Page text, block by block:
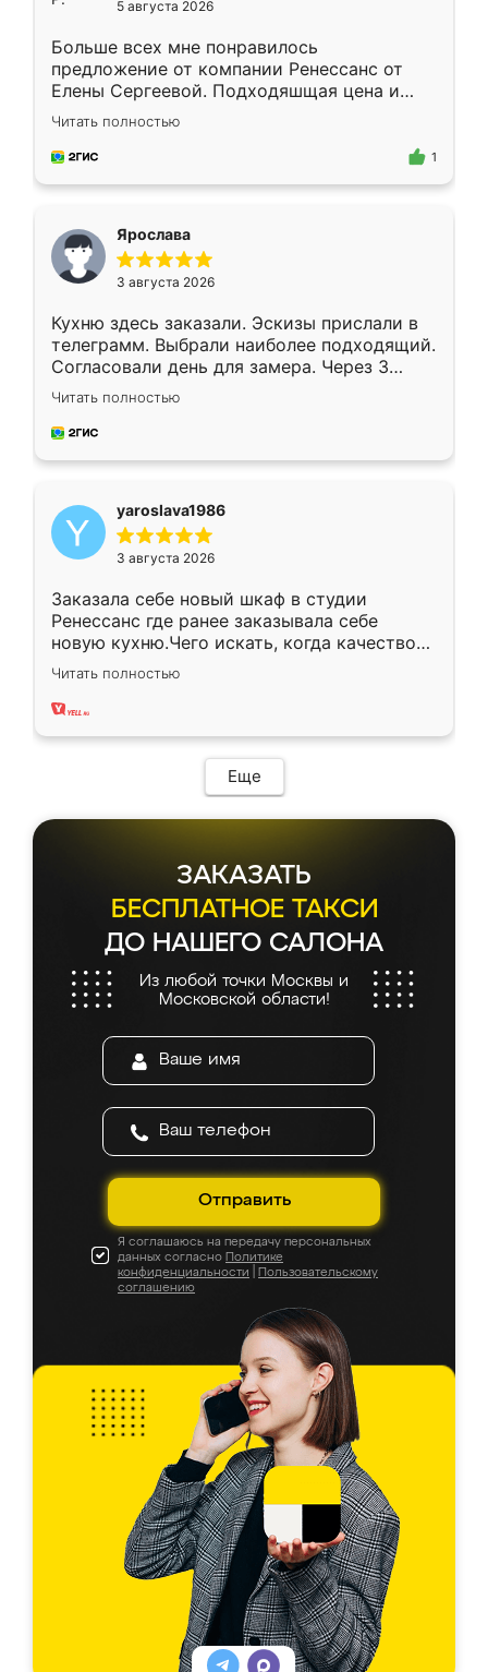
5 августа 2026
Больше всех мне понравилось
предложение от компании Ренессанс от
Елены Сергеевой. Подходяшщая цена и
короткие сроки изготовления. Приехавший
для замера сотрудник Владислав
предложил по моему эскизу самый
Читать полностью
1
Ярослава
3 августа 2026
Кухню здесь заказали. Эскизы прислали в
телеграмм. Выбрали наиболее подходящий.
Согласовали день для замера. Через 3
недели кухня была уже готова. Остались
довольны работой. Спасибо Ренессанс
мебель за качественную работу!
Читать полностью
yaroslava1986
3 августа 2026
Заказала себе новый шкаф в студии
Ренессанс где ранее заказывала себе
новую кухню.Чего искать, когда качеством
вполне довольна. Служит кухня уже почти
два года, нареканий нет.
Читать полностью
Еще
ЗАКАЗАТЬ
БЕСПЛАТНОЕ ТАКСИ
ДО НАШЕГО САЛОНА
Из любой точки Москвы и
Московской области!
Отправить
Я соглашаюсь на передачу персональных
данных согласно Политике
конфиденциальности
Пользовательскому
соглашению